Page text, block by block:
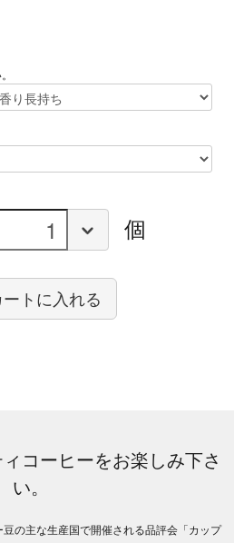
個
ートに入れる
コーヒーをお楽しみ下さ
い。
の主な生産国で開催される品評会「カップ